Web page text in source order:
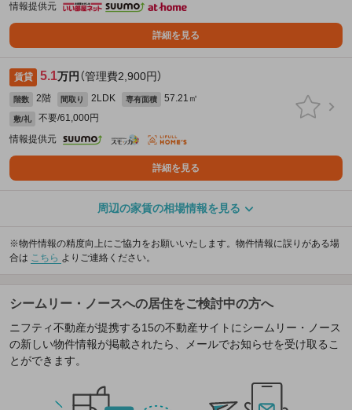
情報提供元
詳細を見る
賃貸 5.1万円 （管理費2,900円）
階数 2階 間取り 2LDK 専有面積 57.21㎡
敷/礼
不要/61,000円
情報提供元
詳細を見る
周辺の家賃の相場情報を見る
※物件情報の精度向上にご協力をお願いいたします。物件情報に誤りがある場
合は こちら よりご連絡ください。
シームリー・ノースへの居住をご検討中の方へ
ニフティ不動産が提携する15の不動産サイトにシームリー・ノース
の新しい物件情報が掲載されたら、メールでお知らせを受け取るこ
とができます。